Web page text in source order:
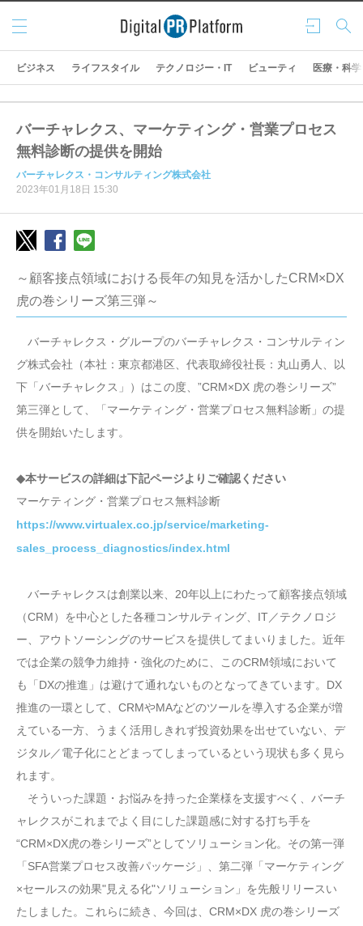
ログ
イン
検索
メニ
ュー
ビジネス ライフスタイル テクノロジー・IT ビューティ 医療・科学
バーチャレクス、マーケティング・営業プロセス
無料診断の提供を開始
バーチャレクス・コンサルティング株式会社
2023年01月18日 15:30
～顧客接点領域における長年の知見を活かしたCRM×DX
虎の巻シリーズ第三弾～
バーチャレクス・グループのバーチャレクス・コンサルティン
グ株式会社（本社：東京都港区、代表取締役社長：丸山勇人、以
下「バーチャレクス」）はこの度、”CRM×DX 虎の巻シリーズ”
第三弾として、「マーケティング・営業プロセス無料診断」の提
供を開始いたします。
◆本サービスの詳細は下記ページよりご確認ください
マーケティング・営業プロセス無料診断
https://www.virtualex.co.jp/service/marketing-
sales_process_diagnostics/index.html
バーチャレクスは創業以来、20年以上にわたって顧客接点領域
（CRM）を中心とした各種コンサルティング、IT／テクノロジ
ー、アウトソーシングのサービスを提供してまいりました。近年
では企業の競争力維持・強化のために、このCRM領域において
も「DXの推進」は避けて通れないものとなってきています。DX
推進の一環として、CRMやMAなどのツールを導入する企業が増
えている一方、うまく活用しきれず投資効果を出せていない、デ
ジタル／電子化にとどまってしまっているという現状も多く見ら
れます。
そういった課題・お悩みを持った企業様を支援すべく、バーチ
ャレクスがこれまでよく目にした課題感に対する打ち手を
“CRM×DX虎の巻シリーズ”としてソリューション化。その第一弾
「SFA営業プロセス改善パッケージ」、第二弾「マーケティング
×セールスの効果"見える化"ソリューション」を先般リリースい
たしました。これらに続き、今回は、CRM×DX 虎の巻シリーズ